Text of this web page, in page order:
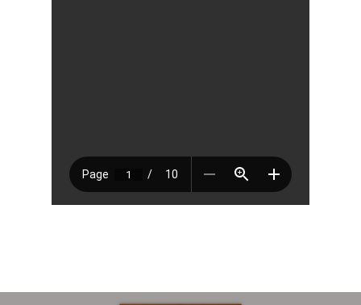
Número
Números
Contacto